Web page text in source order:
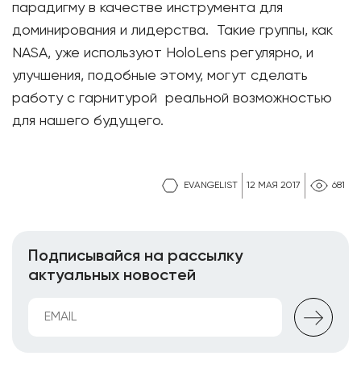
EVANGELIST 12 МАЯ 2017 681
парадигму в качестве инструмента для
доминирования и лидерства. Такие группы, как
NASA, уже используют HoloLens регулярно, и
улучшения, подобные этому, могут сделать
работу с гарнитурой реальной возможностью
для нашего будущего.
Подписывайся на рассылку
актуальных новостей